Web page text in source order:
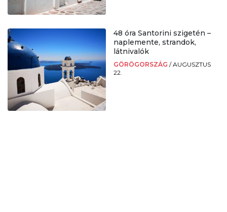
48 óra Santorini szigetén –
naplemente, strandok,
látnivalók
GÖRÖGORSZÁG /AUGUSZTUS
22.